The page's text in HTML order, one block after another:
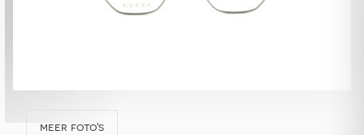
meer foto's